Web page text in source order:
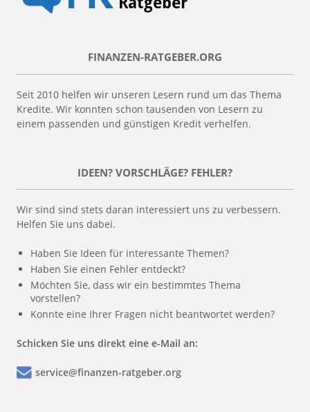
FINANZEN-RATGEBER.ORG
Seit 2010 helfen wir unseren Lesern rund um das Thema
Kredite. Wir konnten schon tausenden von Lesern zu
einem passenden und günstigen Kredit verhelfen.
IDEEN? VORSCHLÄGE? FEHLER?
Wir sind sind stets daran interessiert uns zu verbessern.
Helfen Sie uns dabei.
Haben Sie Ideen für interessante Themen?
Haben Sie einen Fehler entdeckt?
Möchten Sie, dass wir ein bestimmtes Thema
vorstellen?
Konnte eine Ihrer Fragen nicht beantwortet werden?
Schicken Sie uns direkt eine e-Mail an:
service@finanzen-ratgeber.org